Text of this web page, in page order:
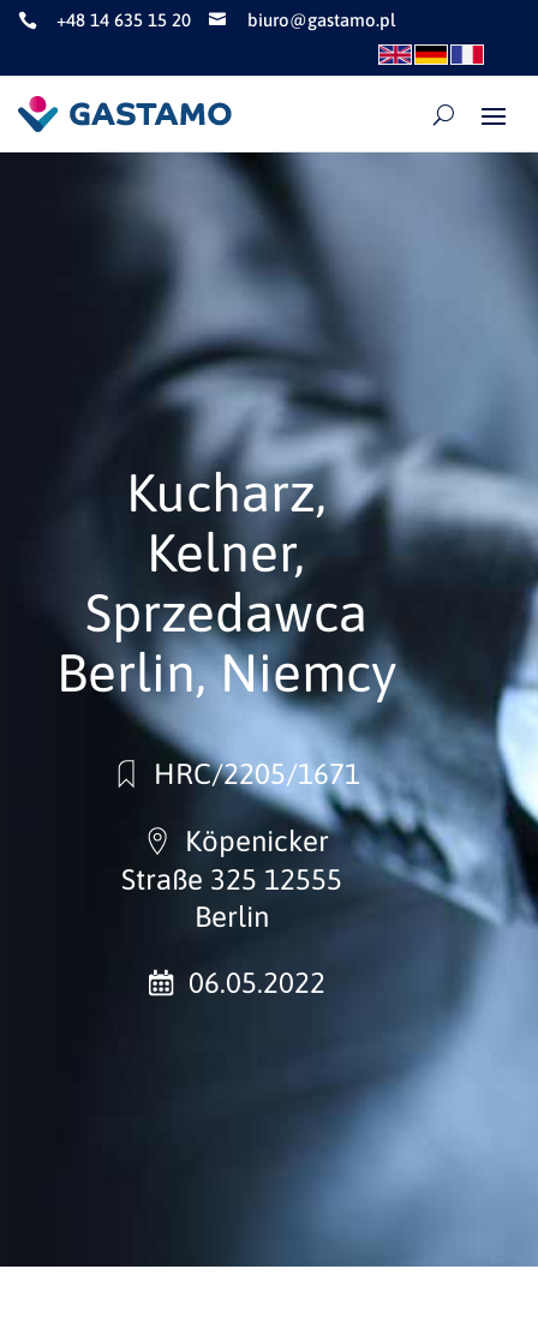
 +48 14 635 15 20  biuro@gastamo.pl
Kucharz,
Kelner,
Sprzedawca
Berlin, Niemcy
HRC/2205/1671
Köpenicker
Straße 325 12555
Berlin
06.05.2022